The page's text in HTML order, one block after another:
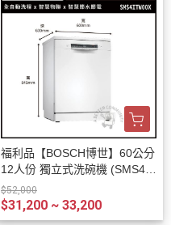
福利品【BOSCH博世】60公分
12人份 獨立式洗碗機 (SMS4IT
W00X)
$52,000
$31,200 ~ 33,200